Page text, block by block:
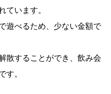
ています。
遊べるため、少ない金額で
散することができ、飲み会
す。